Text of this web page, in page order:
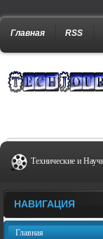
Главная RSS
Технические и
НАВИГАЦИЯ
Главная